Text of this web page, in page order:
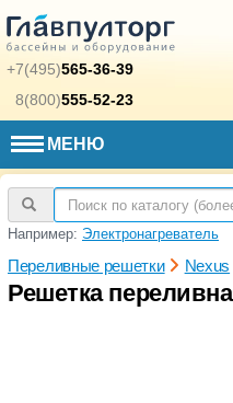
+7(495)565-36-39
8(800)555-52-23
МЕНЮ
Например: Электронагреватель
Переливные решетки Nexus
Решетка